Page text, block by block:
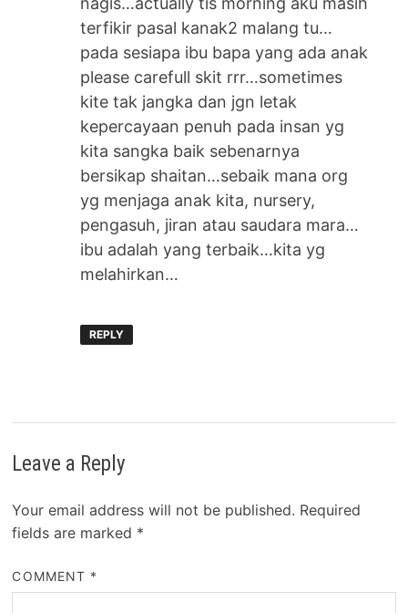
terfikir pasal kanak2 malang tu…
pada sesiapa ibu bapa yang ada anak
please carefull skit rrr…sometimes
kite tak jangka dan jgn letak
kepercayaan penuh pada insan yg
kita sangka baik sebenarnya
bersikap shaitan…sebaik mana org
yg menjaga anak kita, nursery,
pengasuh, jiran atau saudara mara…
ibu adalah yang terbaik…kita yg
melahirkan…
REPLY
Leave a Reply
Your email address will not be published. Required
fields are marked *
COMMENT *